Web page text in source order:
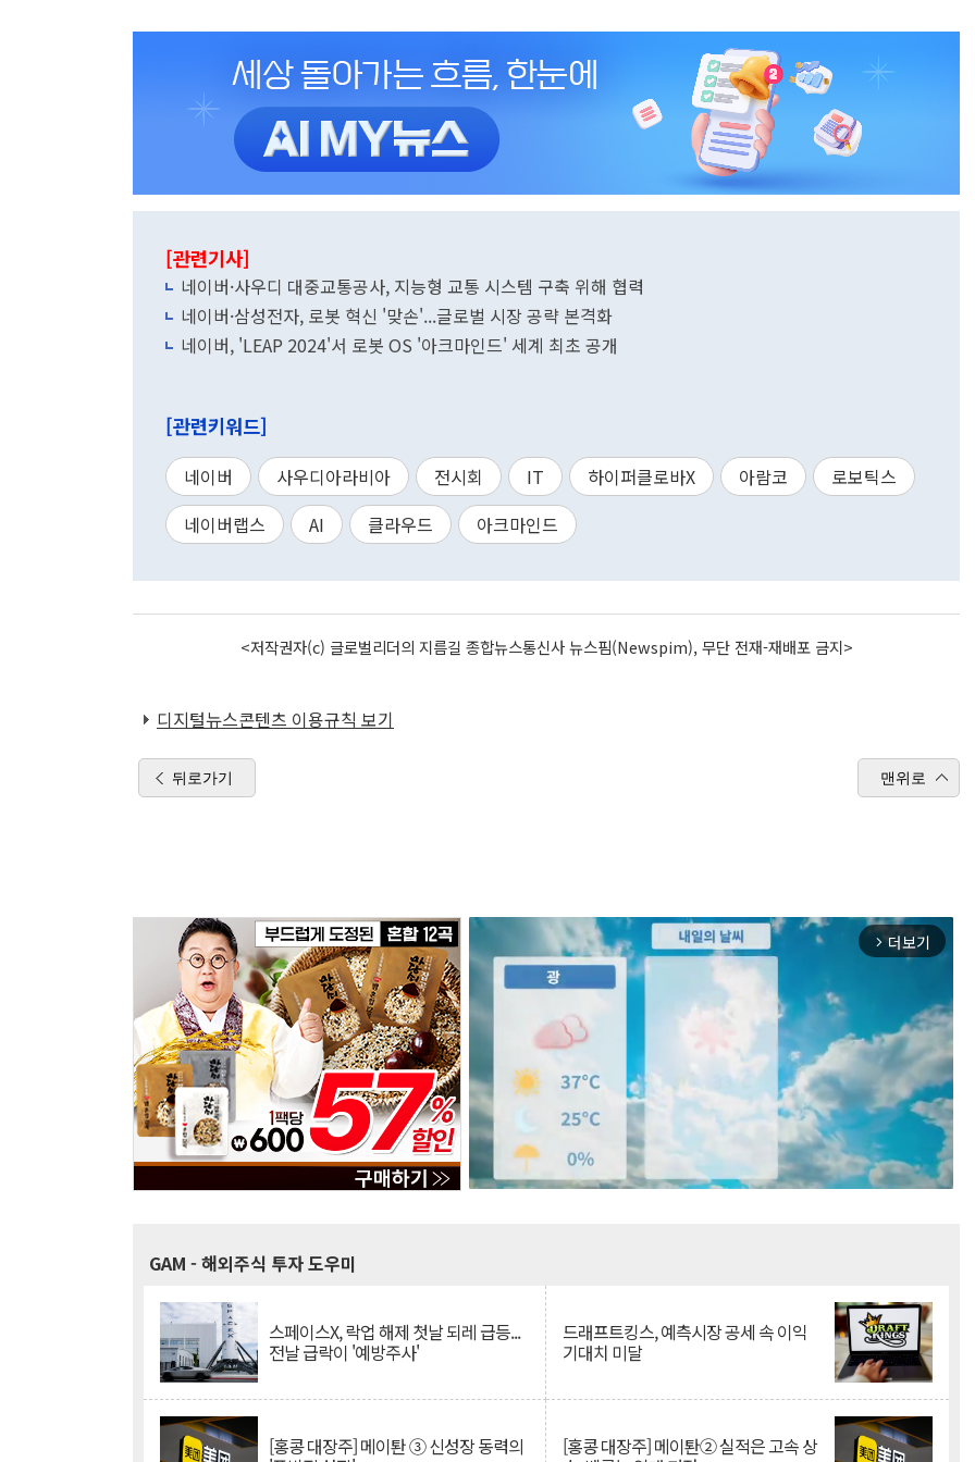
[관련기사]
네이버·사우디 대중교통공사, 지능형 교통 시스템 구축 위해 협력
네이버·삼성전자, 로봇 혁신 '맞손'...글로벌 시장 공략 본격화
네이버, 'LEAP 2024'서 로봇 OS '아크마인드' 세계 최초 공개
[관련키워드]
네이버 사우디아라비아 전시회 IT 하이퍼클로바X 아람코
로보틱스
네이버랩스
AI 클라우드 아크마인드
<저작권자(c) 글로벌리더의 지름길 종합뉴스통신사 뉴스핌(Newspim), 무단 전재-재배포 금지>
디지털뉴스콘텐츠 이용규칙 보기
뒤로가기 맨위로
arrow_forward_ios 더보기
GAM - 해외주식 투자 도우미
스페이스X, 락업 해제 첫날 되레 급등...
전날 급락이 '예방주사'
드래프트킹스, 예측시장 공세 속 이익
기대치 미달
[홍콩 대장주] 메이퇀 ③ 신성장 동력의 [홍콩 대장주] 메이퇀② 실적은 고속 상